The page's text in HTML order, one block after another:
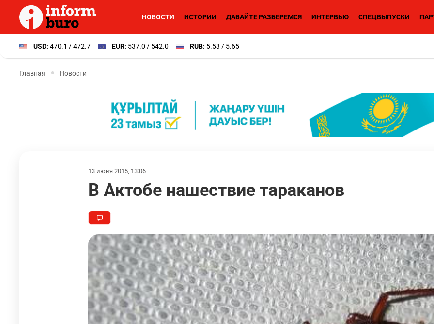
НОВОСТИ ИСТОРИИ ДАВАЙТЕ РАЗБЕРЕМСЯ ИНТЕРВЬЮ СПЕЦВЫПУСКИ
USD: 470.1 / 472.7 EUR: 537.0 / 542.0 RUB: 5.53 / 5.65
Главная Новости
13 июня 2015, 13:06
В Актобе нашествие тараканов